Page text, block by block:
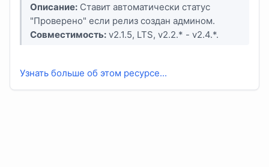
Описание: Ставит автоматически статус
"Проверено" если релиз создан админом.
Совместимость: v2.1.5, LTS, v2.2.* - v2.4.*.
Узнать больше об этом ресурсе...